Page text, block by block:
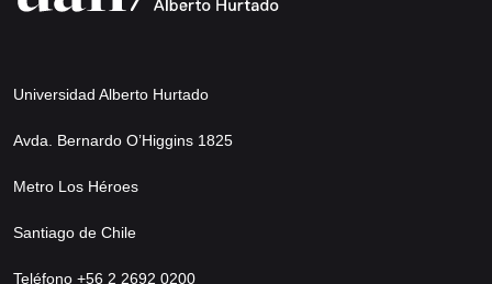
Universidad Alberto Hurtado
Avda. Bernardo O’Higgins 1825
Metro Los Héroes
Santiago de Chile
Teléfono +56 2 2692 0200